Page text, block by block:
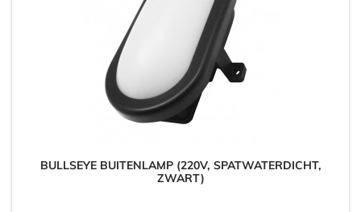
BULLSEYE BUITENLAMP (220V, SPATWATERDICHT,
ZWART)